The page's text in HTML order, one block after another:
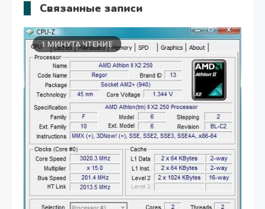
Связанные записи
1 МИНУТА ЧТЕНИЕ